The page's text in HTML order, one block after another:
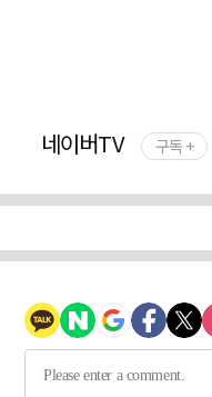
네이버TV 구독 +